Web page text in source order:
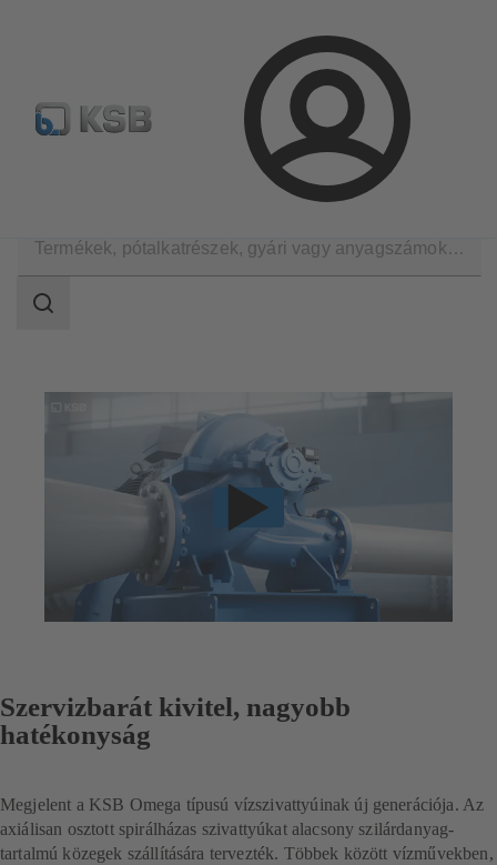
Bejelentkezés
Hírlevél Termékkonfiguráció Termékek keresése
tartomány
Keresési
Szervizbarát kivitel, nagyobb
hatékonyság
Megjelent a KSB Omega típusú vízszivattyúinak új generációja. Az
axiálisan osztott spirálházas szivattyúkat alacsony szilárdanyag-
tartalmú közegek szállítására tervezték. Többek között vízművekben,